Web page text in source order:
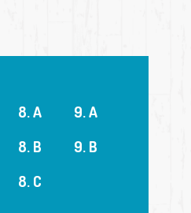
8. A
8. B
8. C
9. A
9. B